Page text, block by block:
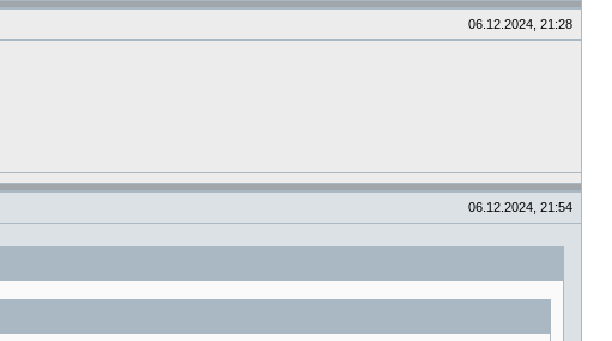
06.12.2024, 21:28
06.12.2024, 21:54